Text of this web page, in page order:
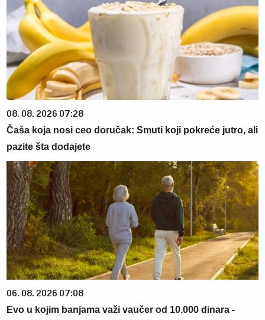
08. 08. 2026 07:28
Čaša koja nosi ceo doručak: Smuti koji pokreće jutro, ali
pazite šta dodajete
06. 08. 2026 07:08
Evo u kojim banjama važi vaučer od 10.000 dinara -